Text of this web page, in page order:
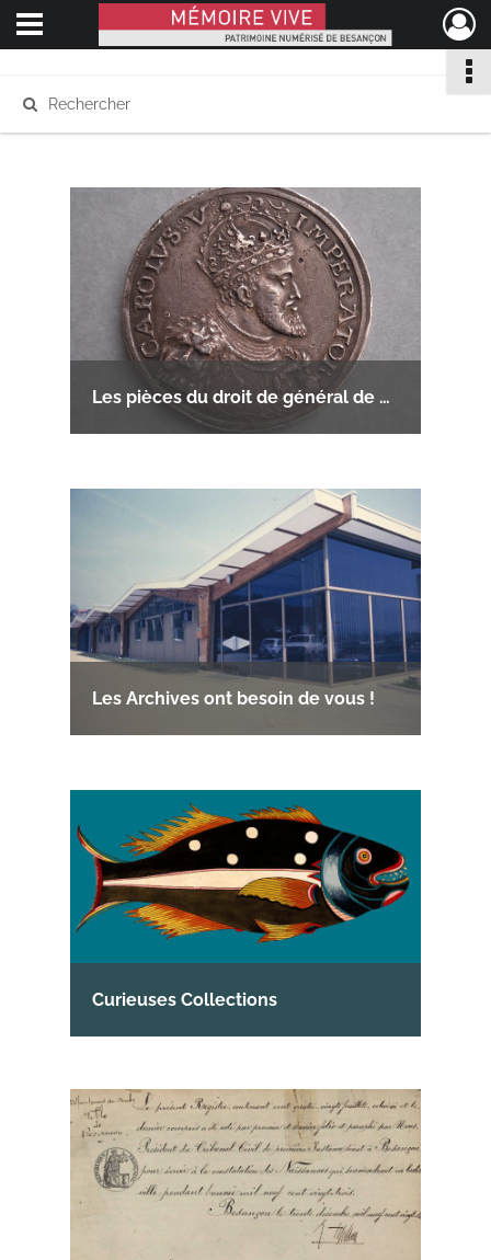
Mémoire Vive patrimoine numérisé de Besançon
Ouvrir le menu déroulant
Les pièces du droit de général de Besançon (1538-1676)
Les Archives ont besoin de vous !
Curieuses Collections